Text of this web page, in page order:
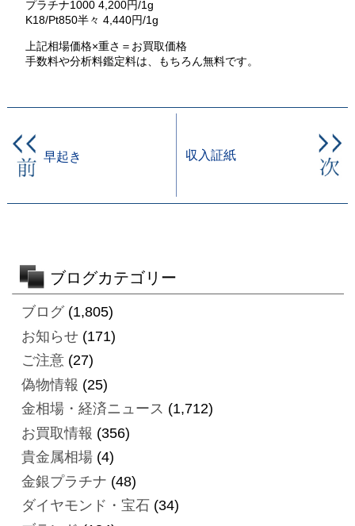
プラチナ1000 4,200円/1g
K18/Pt850半々 4,440円/1g
上記相場価格×重さ＝お買取価格
手数料や分析料鑑定料は、もちろん無料です。
早起き 収入証紙
ブログカテゴリー
ブログ(1,805)
お知らせ(171)
ご注意(27)
偽物情報 (25)
金相場・経済ニュース (1,712)
お買取情報 (356)
貴金属相場(4)
金銀プラチナ (48)
ダイヤモンド・宝石 (34)